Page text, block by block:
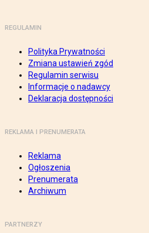
REGULAMIN
Polityka Prywatności
Zmiana ustawień zgód
Regulamin serwisu
Informacje o nadawcy
Deklaracja dostępności
REKLAMA I PRENUMERATA
Reklama
Ogłoszenia
Prenumerata
Archiwum
PARTNERZY